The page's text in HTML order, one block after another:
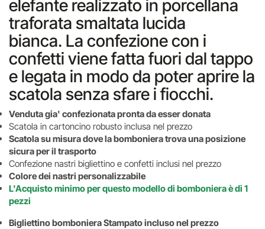
elefante realizzato in porcellana
traforata smaltata lucida
bianca. La confezione con i
confetti viene fatta fuori dal tappo
e legata in modo da poter aprire la
scatola senza sfare i fiocchi.
Venduta gia' confezionata pronta da esser donata
Scatola in cartoncino robusto inclusa nel prezzo
Scatola su misura dove la bomboniera trova una posizione
sicura per il trasporto
Confezione nastri bigliettino e confetti inclusi nel prezzo
Colore dei nastri personalizzabile
L'Acquisto minimo per questo modello di bomboniera è di 1
pezzi
Bigliettino bomboniera Stampato incluso nel prezzo